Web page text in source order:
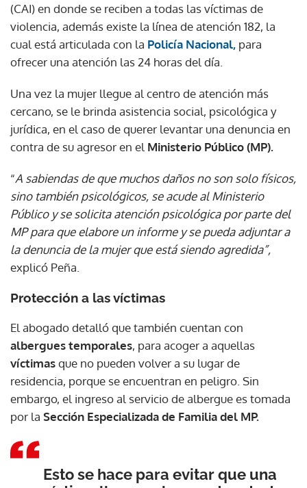
(CAI) en donde se reciben a todas las víctimas de
violencia, además existe la línea de atención 182, la
cual está articulada con la Policía Nacional, para
ofrecer una atención las 24 horas del día.
Una vez la mujer llegue al centro de atención más
cercano, se le brinda asistencia social, psicológica y
jurídica, en el caso de querer levantar una denuncia en
contra de su agresor en el Ministerio Público (MP).
“A sabiendas de que muchos daños no son solo físicos,
sino también psicológicos, se acude al Ministerio
Público y se solicita atención psicológica por parte del
MP para que elabore un informe y se pueda adjuntar a
la denuncia de la mujer que está siendo agredida”,
explicó Peña.
Protección a las víctimas
El abogado detalló que también cuentan con
albergues temporales, para acoger a aquellas
víctimasque no pueden volver a su lugar de
residencia, porque se encuentran en peligro. Sin
embargo, el ingreso al servicio de albergue es tomada
por la Sección Especializada de Familia del MP.
Esto se hace para evitar que una